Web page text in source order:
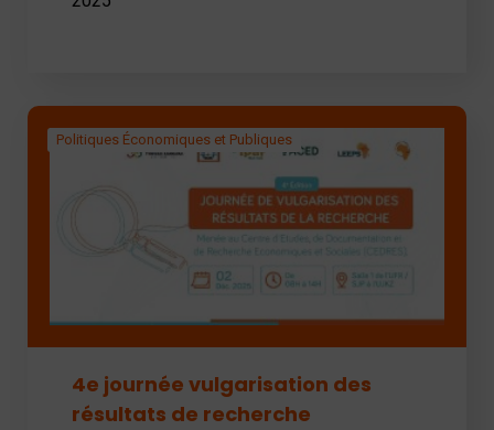
Politiques Économiques et Publiques
4e journée vulgarisation des
résultats de recherche